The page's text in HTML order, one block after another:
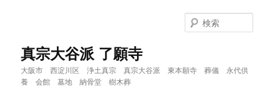
真宗大谷派 了願寺
大阪市 西淀川区 浄土真宗 真宗大谷派 東本願寺 葬儀 永代供
養 会館 墓地 納骨堂 樹木葬
索